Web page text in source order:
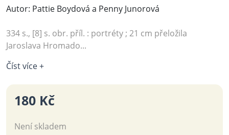
Autor: Pattie Boydová a Penny Junorová
334 s., [8] s. obr. příl. : portréty ; 21 cm přeložila
Jaroslava Hromado...
Číst více +
180 Kč
Není skladem